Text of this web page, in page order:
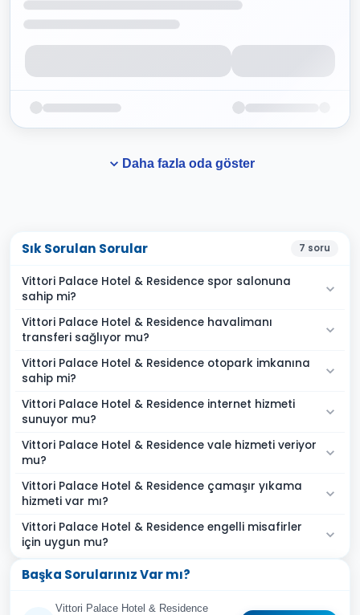
Daha fazla oda göster
Sık Sorulan Sorular 7 soru
Vittori Palace Hotel & Residence spor salonuna
sahip mi?
Vittori Palace Hotel & Residence havalimanı
transferi sağlıyor mu?
Vittori Palace Hotel & Residence otopark imkanına
sahip mi?
Vittori Palace Hotel & Residence internet hizmeti
sunuyor mu?
Vittori Palace Hotel & Residence vale hizmeti veriyor
mu?
Vittori Palace Hotel & Residence çamaşır yıkama
hizmeti var mı?
Vittori Palace Hotel & Residence engelli misafirler
için uygun mu?
Başka Sorularınız Var mı?
Vittori Palace Hotel & Residence